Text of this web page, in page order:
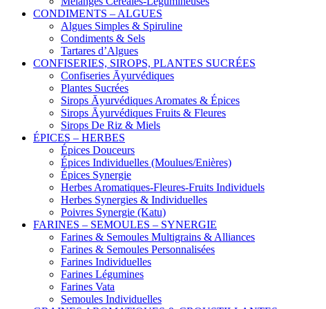
CONDIMENTS – ALGUES
Algues Simples & Spiruline
Condiments & Sels
Tartares d’Algues
CONFISERIES, SIROPS, PLANTES SUCRÉES
Confiseries Āyurvédiques
Plantes Sucrées
Sirops Āyurvédiques Aromates & Épices
Sirops Āyurvédiques Fruits & Fleures
Sirops De Riz & Miels
ÉPICES – HERBES
Épices Douceurs
Épices Individuelles (Moulues/Enières)
Épices Synergie
Herbes Aromatiques-Fleures-Fruits Individuels
Herbes Synergies & Individuelles
Poivres Synergie (Katu)
FARINES – SEMOULES – SYNERGIE
Farines & Semoules Multigrains & Alliances
Farines & Semoules Personnalisées
Farines Individuelles
Farines Légumines
Farines Vata
Semoules Individuelles